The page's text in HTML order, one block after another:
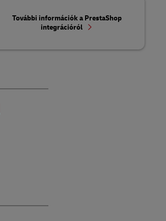
További információk a PrestaShop
integrációról